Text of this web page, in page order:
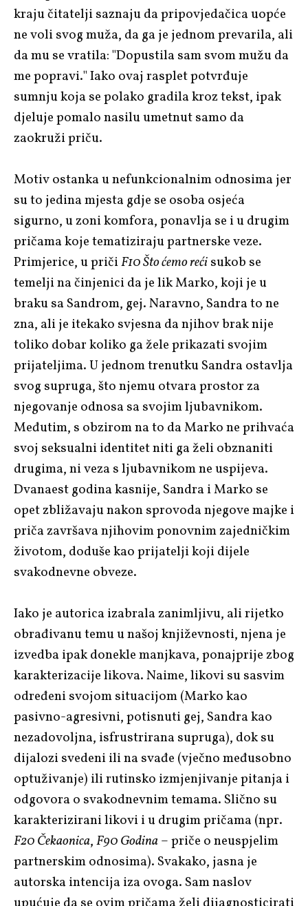
kraju čitatelji saznaju da pripovjedačica uopće
ne voli svog muža, da ga je jednom prevarila, ali
da mu se vratila: "Dopustila sam svom mužu da
me popravi." Iako ovaj rasplet potvrđuje
sumnju koja se polako gradila kroz tekst, ipak
djeluje pomalo nasilu umetnut samo da
zaokruži priču.
Motiv ostanka u nefunkcionalnim odnosima jer
su to jedina mjesta gdje se osoba osjeća
sigurno, u zoni komfora, ponavlja se i u drugim
pričama koje tematiziraju partnerske veze.
Primjerice, u pričiF10 Što ćemo rećisukob se
temelji na činjenici da je lik Marko, koji je u
braku sa Sandrom, gej. Naravno, Sandra to ne
zna, ali je itekako svjesna da njihov brak nije
toliko dobar koliko ga žele prikazati svojim
prijateljima. U jednom trenutku Sandra ostavlja
svog supruga, što njemu otvara prostor za
njegovanje odnosa sa svojim ljubavnikom.
Međutim, s obzirom na to da Marko ne prihvaća
svoj seksualni identitet niti ga želi obznaniti
drugima, ni veza s ljubavnikom ne uspijeva.
Dvanaest godina kasnije, Sandra i Marko se
opet zbližavaju nakon sprovoda njegove majke i
priča završava njihovim ponovnim zajedničkim
životom, doduše kao prijatelji koji dijele
svakodnevne obveze.
Iako je autorica izabrala zanimljivu, ali rijetko
obrađivanu temu u našoj književnosti, njena je
izvedba ipak donekle manjkava, ponajprije zbog
karakterizacije likova. Naime, likovi su sasvim
određeni svojom situacijom (Marko kao
pasivno-agresivni, potisnuti gej, Sandra kao
nezadovoljna, isfrustrirana supruga), dok su
dijalozi svedeni ili na svađe (vječno međusobno
optuživanje) ili rutinsko izmjenjivanje pitanja i
odgovora o svakodnevnim temama. Slično su
karakterizirani likovi i u drugim pričama (npr.
F20 Čekaonica,F90 Godina– priče o neuspjelim
partnerskim odnosima). Svakako, jasna je
autorska intencija iza ovoga. Sam naslov